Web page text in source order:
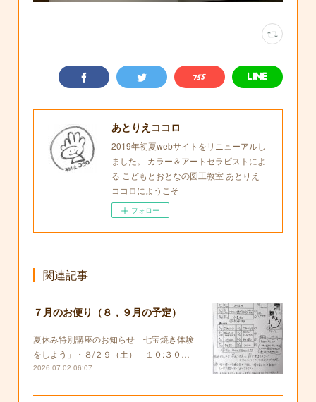
あとりえココロ
2019年初夏webサイトをリニューアルし
ました。 カラー＆アートセラピストによ
る こどもとおとなの図工教室 あとりえ
ココロにようこそ
フォロー
関連記事
７月のお便り（８，９月の予定）
夏休み特別講座のお知らせ「七宝焼き体験
をしよう」・８/２９（土） １０:３０…
2026.07.02 06:07